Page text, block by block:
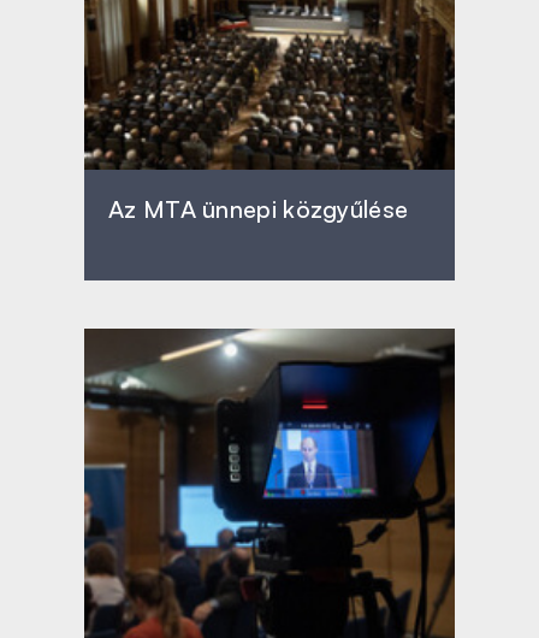
Az MTA ünnepi közgyűlése